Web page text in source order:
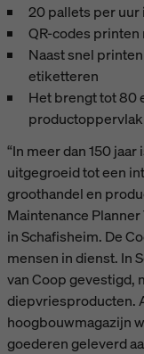
20 pallets per
QR-codes
Naast snel
etiketteren
Het brengt tot 80
“In meer dan 150
uitgegroeid tot een
groothandel en
Maintenance
in Schafisheim. De
mensen in dienst. In
van Coop gevestigd,
diepvriesproducten.
hoogbouwmagazijn
goederen geleverd